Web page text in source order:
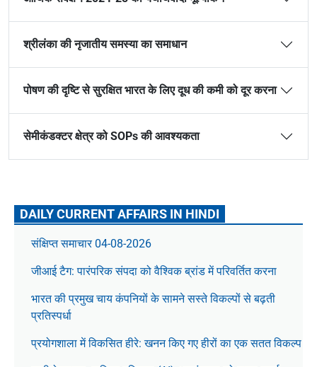
श्रीलंका की नृजातीय समस्या का समाधान
पोषण की दृष्टि से सुरक्षित भारत के लिए दूध की कमी को दूर करना
सेमीकंडक्टर क्षेत्र को SOPs की आवश्यकता
DAILY CURRENT AFFAIRS IN HINDI
संक्षिप्त समाचार 04-08-2026
जीआई टैग: पारंपरिक संपदा को वैश्विक ब्रांड में परिवर्तित करना
भारत की प्रमुख चाय कंपनियों के सामने सस्ते विकल्पों से बढ़ती
प्रतिस्पर्धा
प्रयोगशाला में विकसित हीरे: खनन किए गए हीरों का एक सतत विकल्प